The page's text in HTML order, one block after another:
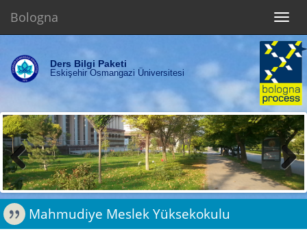
Bologna
Ders Bilgi Paketi
Eskişehir Osmangazi Üniversitesi
Previous Next
Mahmudiye Meslek Yüksekokulu